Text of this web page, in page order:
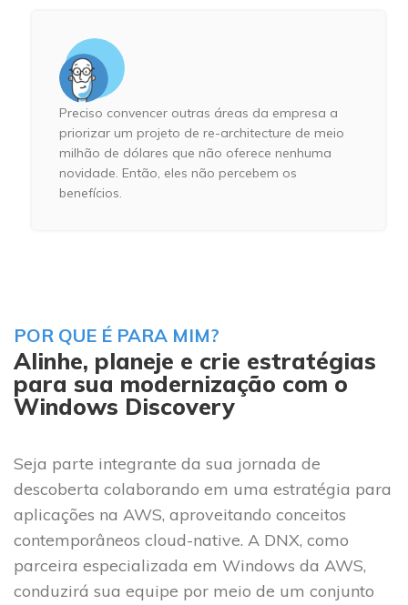
Preciso convencer outras áreas da empresa a
priorizar um projeto de re-architecture de meio
milhão de dólares que não oferece nenhuma
novidade. Então, eles não percebem os
benefícios.
POR QUE É PARA MIM?
Alinhe, planeje e crie estratégias
para sua modernização com o
Windows Discovery
Seja parte integrante da sua jornada de
descoberta colaborando em uma estratégia para
aplicações na AWS, aproveitando conceitos
contemporâneos cloud-native. A DNX, como
parceira especializada em Windows da AWS,
conduzirá sua equipe por meio de um conjunto